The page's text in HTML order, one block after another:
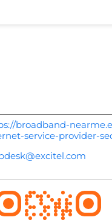
broadband-
service-provider-